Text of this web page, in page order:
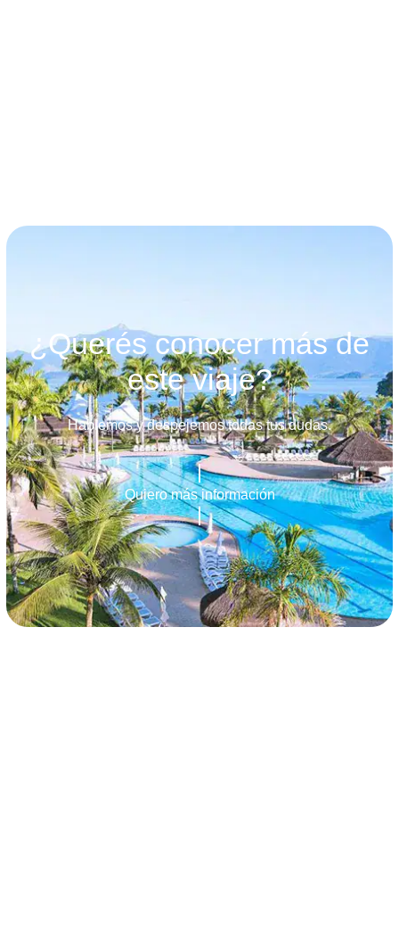
¿Querés conocer más de
este viaje?
Hablemos y despejemos todas tus dudas.
Quiero más información